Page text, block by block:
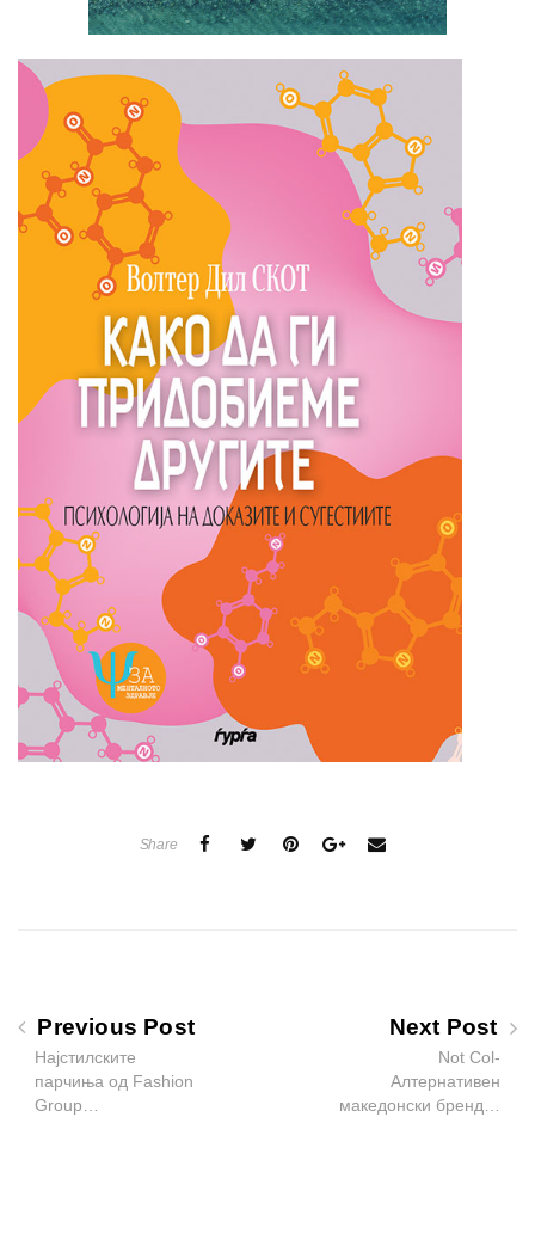
Share
Previous Post
Најстилските
парчиња од Fashion
Group…
Next Post
Not Col-
Алтернативен
македонски бренд…